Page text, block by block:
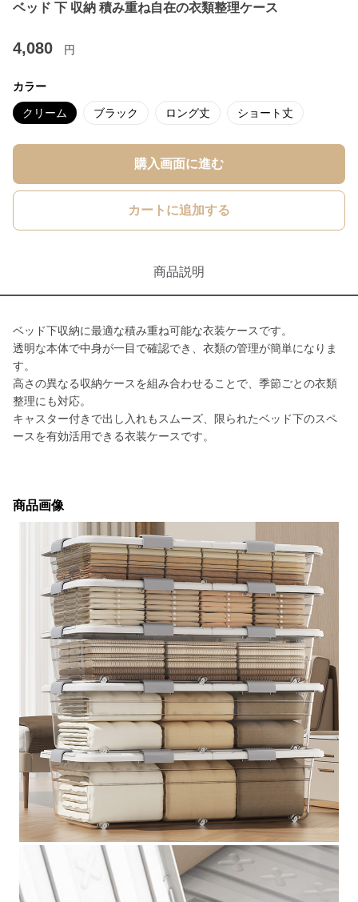
ベッド 下 収納 積み重ね自在の衣類整理ケース
4,080 円
カラー
クリーム ブラック ロング丈 ショート丈
購入画面に進む
カートに追加する
商品説明
ベッド下収納に最適な積み重ね可能な衣装ケースです。
透明な本体で中身が一目で確認でき、衣類の管理が簡単になりま
す。
高さの異なる収納ケースを組み合わせることで、季節ごとの衣類
整理にも対応。
キャスター付きで出し入れもスムーズ、限られたベッド下のスペ
ースを有効活用できる衣装ケースです。
商品画像